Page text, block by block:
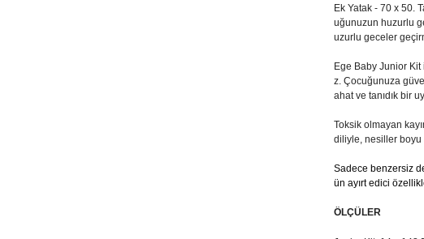
Ek Yatak - 70 x 50.
uğunuzun huzurlu
uzurlu geceler
Ege Baby Junior Kit
z. Çocuğunuza
ahat ve tanıdık bir
Toksik olmayan
diliyle, nesiller boyu
Sadece benzersiz
ün ayırt edici
ÖLÇÜLER